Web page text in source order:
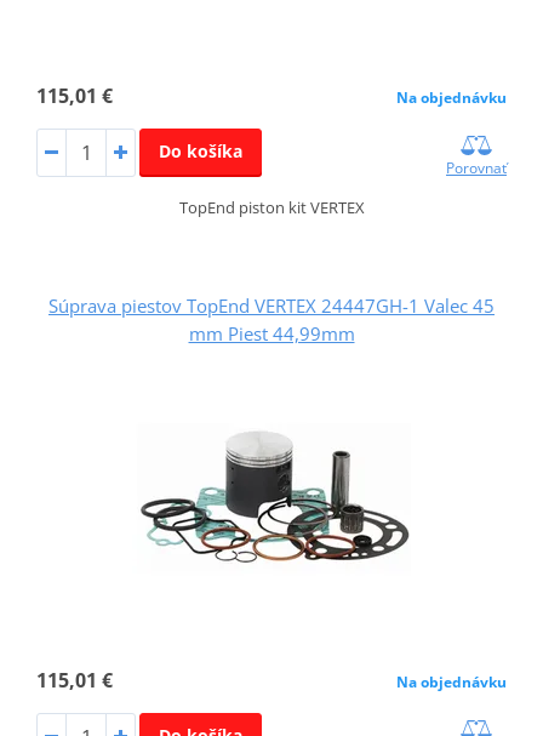
115,01 € Na objednávku
Do košíka
Porovnať
TopEnd piston kit VERTEX
Súprava piestov TopEnd VERTEX 24447GH-1 Valec 45
mm Piest 44,99mm
115,01 € Na objednávku